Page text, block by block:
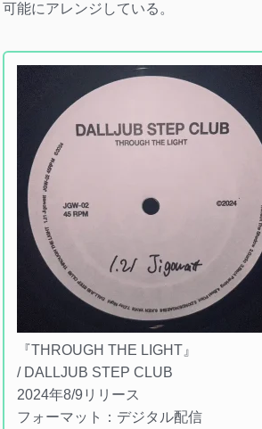
可能にアレンジしている。
『THROUGH THE LIGHT』
/ DALLJUB STEP CLUB
2024年8/9リリース
フォーマット：デジタル配信